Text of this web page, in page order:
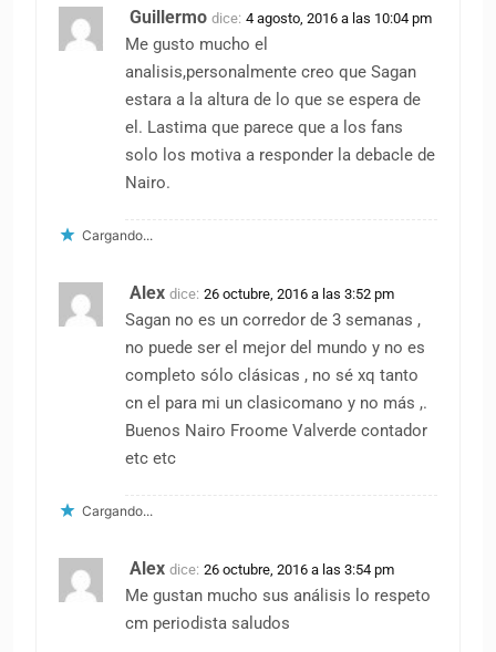
Guillermo dice: 4 agosto, 2016 a las 10:04 pm
Me gusto mucho el
analisis,personalmente creo que Sagan
estara a la altura de lo que se espera de
el. Lastima que parece que a los fans
solo los motiva a responder la debacle de
Nairo.
Cargando...
Alex dice: 26 octubre, 2016 a las 3:52 pm
Sagan no es un corredor de 3 semanas ,
no puede ser el mejor del mundo y no es
completo sólo clásicas , no sé xq tanto
cn el para mi un clasicomano y no más ,.
Buenos Nairo Froome Valverde contador
etc etc
Cargando...
Alex dice: 26 octubre, 2016 a las 3:54 pm
Me gustan mucho sus análisis lo respeto
cm periodista saludos